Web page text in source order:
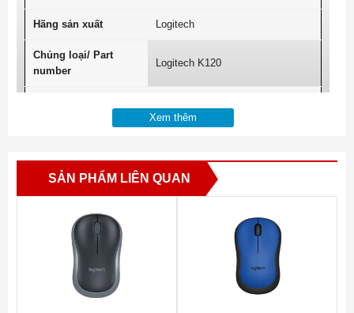
Hãng sản xuất Logitech
Chủng loại/ Part
number
Logitech K120
Mầu Đen
Đèn bàn phím Không
Ngôn ngữ
Các chứng năng đặc
Phím Hotkey giúp truy nhập
nhanh các ứng dụng
Xem thêm
SẢN PHẨM LIÊN QUAN